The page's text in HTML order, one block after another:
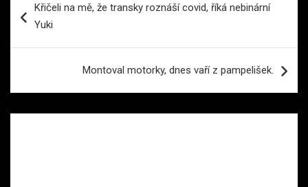
proKřičeli na mě, že transky roznáší covid, říká nebinární
Yuki
Montoval motorky, dnes vaří z pampelišek.